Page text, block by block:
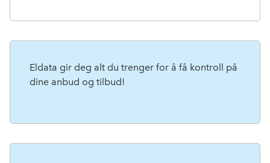
Eldata gir deg alt du trenger for å få kontroll på
dine anbud og tilbud!